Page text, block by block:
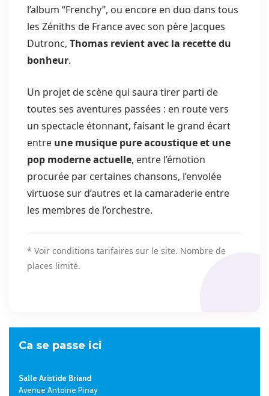
l’album “Frenchy”, ou encore en duo dans tous
les Zéniths de France avec son père Jacques
Dutronc, Thomas revient avec la recette du
bonheur.
Un projet de scène qui saura tirer parti de
toutes ses aventures passées : en route vers
un spectacle étonnant, faisant le grand écart
entre une musique pure acoustique et une
pop moderne actuelle, entre l’émotion
procurée par certaines chansons, l’envolée
virtuose sur d’autres et la camaraderie entre
les membres de l’orchestre.
* Voir conditions tarifaires sur le site. Nombre de
places limité.
Ca se passe ici
Salle Aristide Briand
Avenue Antoine Pinay